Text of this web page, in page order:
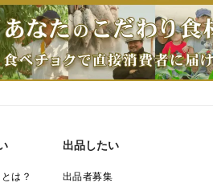
は？
出品したい
出品者募集